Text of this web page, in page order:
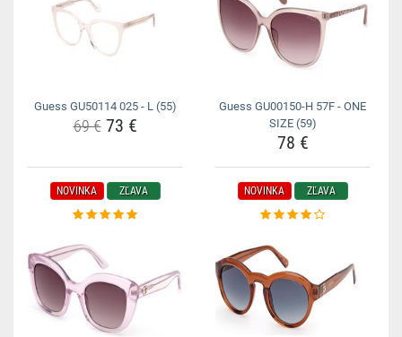
Guess GU50114 025 - L (55)
69 €73 €
Guess GU00150-H 57F - ONE
SIZE (59)
78 €
NOVINKA ZĽAVA NOVINKA ZĽAVA